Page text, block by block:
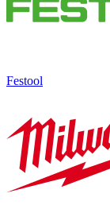
Festool